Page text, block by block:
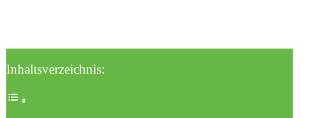
Inhaltsverzeichnis: